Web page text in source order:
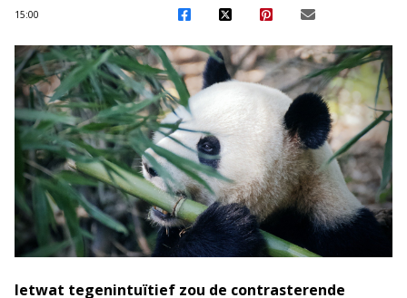
15:00
Ietwat tegenintuïtief zou de contrasterende